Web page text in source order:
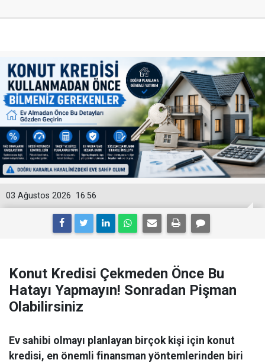
16:56
03 Ağustos 2026
Konut Kredisi Çekmeden Önce Bu
Hatayı Yapmayın! Sonradan Pişman
Olabilirsiniz
Ev sahibi olmayı planlayan birçok kişi için konut
kredisi, en önemli finansman yöntemlerinden biri